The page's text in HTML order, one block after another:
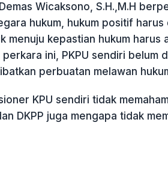
Wicaksono, S.H.,M.H
hukum, hukum positif harus
menuju kepastian hukum harus
ini, PKPU sendiri belum
perbuatan melawan
KPU sendiri tidak
DKPP juga mengapa tidak